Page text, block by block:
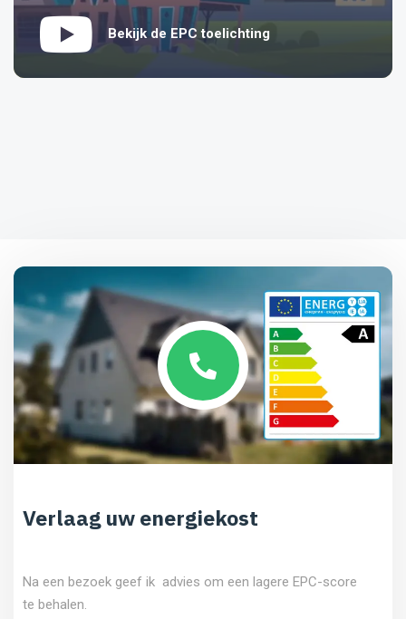
Bekijk de EPC toelichting
Verlaag uw energiekost
Na een bezoek geef ik advies om een lagere EPC-score
te behalen.